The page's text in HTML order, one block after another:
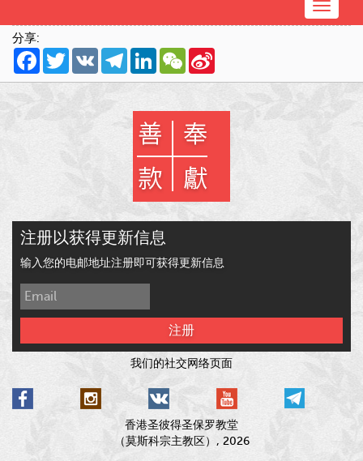
Toggle
分享:
Facebook
TwitterVK TelegramLinkedInWeChat
注册以获得更新信息
输入您的电邮地址注册即可获得更新信息
注册
我们的社交网络页面
香港圣彼得圣保罗教堂
（莫斯科宗主教区）, 2026